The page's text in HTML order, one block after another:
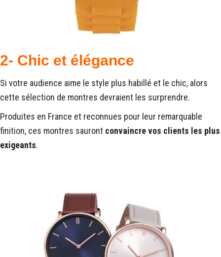
2- Chic et élégance
Si votre audience aime le style plus habillé et le chic, alors
cette sélection de montres devraient les surprendre.
Produites en France et reconnues pour leur remarquable
finition, ces montres sauront convaincre vos clients les plus
exigeants.